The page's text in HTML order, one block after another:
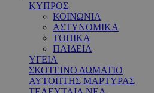
ΚΥΠΡΟΣ
ΚΟΙΝΩΝΙΑ
ΑΣΤΥΝΟΜΙΚΑ
ΤΟΠΙΚΑ
ΠΑΙΔΕΙΑ
ΥΓΕΙΑ
ΣΚΟΤΕΙΝΟ ΔΩΜΑΤΙΟ
ΑΥΤΟΠΤΗΣ ΜΑΡΤΥΡΑΣ